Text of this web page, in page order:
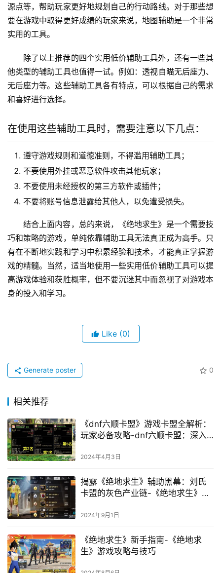
源点等，帮助玩家更好地规划自己的行动路线。对于那些想
要在游戏中取得更好成绩的玩家来说，地图辅助是一个非常
实用的工具。
除了以上推荐的四个实用低价辅助工具外，还有一些其
他类型的辅助工具也值得一试。例如：透视自瞄无后座力、
无后座力等。这些辅助工具各有特点，可以根据自己的需求
和喜好进行选择。
在使用这些辅助工具时，需要注意以下几点：
遵守游戏规则和道德准则，不得滥用辅助工具；
不要使用外挂或恶意软件攻击其他玩家；
不要使用未经授权的第三方软件或插件；
不要将账号信息泄露给其他人，以免遭受损失。
结合上面内容，总的来说，《绝地求生》是一个需要技
巧和策略的游戏，单纯依靠辅助工具无法真正成为高手。只
有在不断地实践和学习中积累经验和技术，才能真正掌握游
戏的精髓。当然，适当地使用一些实用低价辅助工具可以提
高游戏体验和获胜概率，但不要沉迷其中而忽视了对游戏本
身的投入和学习。
Like (0)
0
Generate poster
相关推荐
《dnf六顺卡盟》游戏卡盟全解析：
玩家必备攻略-dnf六顺卡盟：深入
2024年4月3日
揭露《绝地求生》辅助黑幕：刘氏
卡盟的灰色产业链-《绝地求生》游
助工具的影响与应对策略
2024年9月1日
《绝地求生》新手指南-《绝地求
生》游戏攻略与技巧